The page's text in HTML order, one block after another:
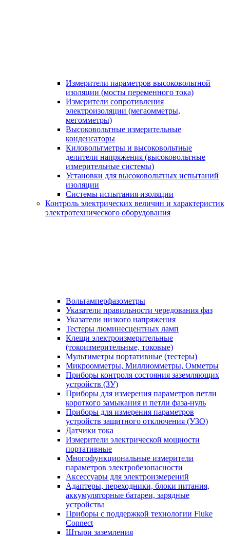
Измерители параметров высоковольтной
изоляции (мосты переменного тока)
Измерители сопротивления
электроизоляции (мегаомметры,
мегомметры)
Высоковольтные измерительные
конденсаторы
Киловольтметры и высоковольтные
делители напряжения (высоковольтные
измерительные системы)
Установки для высоковольтных испытаний
изоляции
Системы испытания изоляции
Контроль электрических величин и характеристик
электротехнического оборудования
Вольтамперфазометры
Указатели правильности чередования фаз
Указатели низкого напряжения
Тестеры люминесцентных ламп
Клещи электроизмерительные
(токоизмерительные, токовые)
Мультиметры портативные (тестеры)
Микроомметры, Миллиомметры, Омметры
Приборы контроля состояния заземляющих
устройств (ЗУ)
Приборы для измерения параметров петли
короткого замыкания и петли фаза-нуль
Приборы для измерения параметров
устройств защитного отключения (УЗО)
Датчики тока
Измерители электрической мощности
портативные
Многофункциональные измерители
параметров электробезопасности
Аксессуары для электроизмерений
Адаптеры, переходники, блоки питания,
аккумуляторные батареи, зарядные
устройства
Приборы с поддержкой технологии Fluke
Connect
Штыри заземления